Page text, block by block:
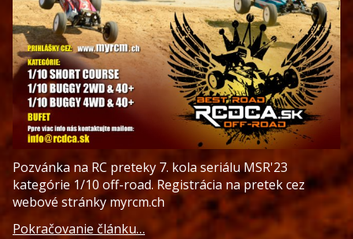
Pozvánka na RC preteky 7. kola seriálu MSR'23
kategórie 1/10 off-road. Registrácia na pretek cez
webové stránky myrcm.ch
Pokračovanie článku…